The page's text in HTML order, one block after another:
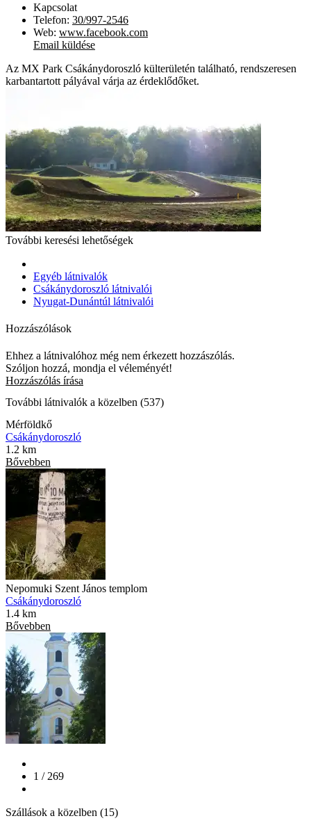
Kapcsolat
Telefon: 30/997-2546
Web: www.facebook.com
Email küldése
Az MX Park Csákánydoroszló külterületén található, rendszeresen
karbantartott pályával várja az érdeklődőket.
További keresési lehetőségek
Egyéb látnivalók
Csákánydoroszló látnivalói
Nyugat-Dunántúl látnivalói
Hozzászólások
Ehhez a látnivalóhoz még nem érkezett hozzászólás.
Szóljon hozzá, mondja el véleményét!
Hozzászólás írása
További látnivalók a közelben (537)
Mérföldkő
Csákánydoroszló
1.2 km
Bővebben
Nepomuki Szent János templom
Csákánydoroszló
1.4 km
Bővebben
1 / 269
Szállások a közelben (15)